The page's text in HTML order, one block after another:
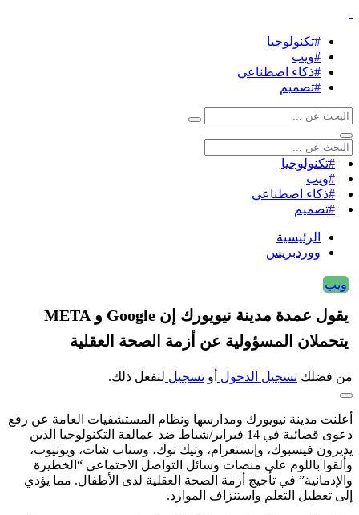
#تكنولوجيا
#ويب
#ذكاء اصطناعي
#تصميم
#تكنولوجيا
#ويب
#ذكاء اصطناعي
#تصميم
الرئيسية
ووردبريس
ويب
يقول عمدة مدينة نيويورك إن Google و META
يتحملان المسؤولية عن أزمة الصحة العقلية
من فضلك تسجيل الدخول أو تسجيل لتفعل ذلك.
أعلنت مدينة نيويورك ومدارسها ونظام المستشفيات العامة عن رفع
دعوى قضائية في 14 فبراير/شباط ضد عمالقة التكنولوجيا الذين
يديرون فيسبوك، وإنستغرام، وتيك توك، وسناب شات، ويوتيوب،
وألقوا باللوم على منصات وسائل التواصل الاجتماعي “الخطيرة
والإدمانية” في تأجيج أزمة الصحة العقلية لدى الأطفال. مما يؤدي
إلى تعطيل التعلم واستنزاف الموارد.